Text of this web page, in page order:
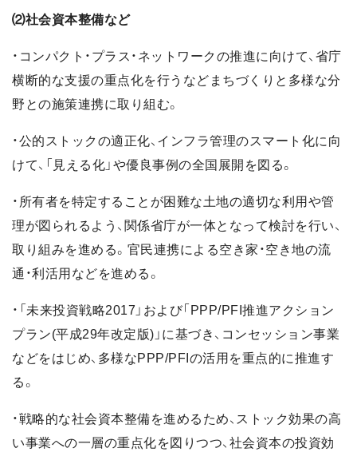
⑵社会資本整備など
・コンパクト・プラス・ネットワークの推進に向けて、省庁
横断的な支援の重点化を行うなどまちづくりと多様な分
野との施策連携に取り組む。
・公的ストックの適正化、インフラ管理のスマート化に向
けて、「見える化」や優良事例の全国展開を図る。
・所有者を特定することが困難な土地の適切な利用や管
理が図られるよう、関係省庁が一体となって検討を行い、
取り組みを進める。官民連携による空き家・空き地の流
通・利活用などを進める。
・「未来投資戦略2017」および「PPP/PFI推進アクション
プラン(平成29年改定版)」に基づき、コンセッション事業
などをはじめ、多様なPPP/PFIの活用を重点的に推進す
る。
・戦略的な社会資本整備を進めるため、ストック効果の高
い事業への一層の重点化を図りつつ、社会資本の投資効